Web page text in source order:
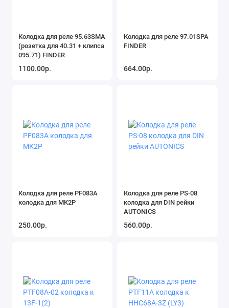
Колодка для реле 95.63SMA
(розетка для 40.31 + клипса
095.71) FINDER
1100.00р.
Колодка для реле 97.01SPA
FINDER
664.00р.
Колодка для реле PF083A
колодка для MK2P
250.00р.
Колодка для реле PS-08
колодка для DIN рейки
AUTONICS
560.00р.